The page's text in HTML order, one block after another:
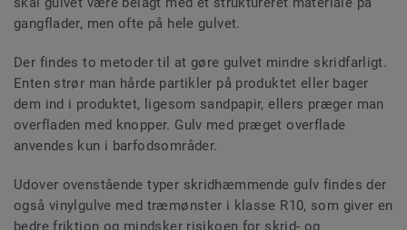
gangflader, men ofte på hele gulvet.
Der findes to metoder til at gøre gulvet mindre skridfarligt.
Enten strør man hårde partikler på produktet eller bager
dem ind i produktet, ligesom sandpapir, ellers præger man
overfladen med knopper. Gulv med præget overflade
anvendes kun i barfodsområder.
Udover ovenstående typer skridhæmmende gulv findes der
også vinylgulve med træmønster i klasse R10, som giver en
bedre friktion og mindsker risikoen for skrid- og